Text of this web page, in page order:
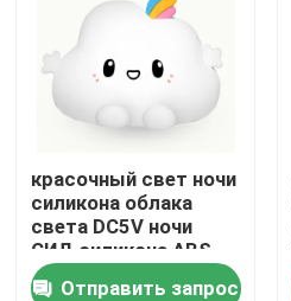
Окружающий свет ночи
Лампа роста СИД
Свет ночи индукции
3D привело свет ночи
красочный свет ночи
силикона облака
света DC5V ночи
СИД силикона ABS
3000K маленький
Отправить запрос